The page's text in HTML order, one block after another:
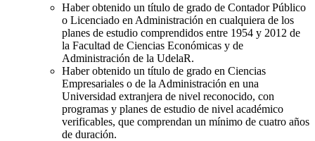
Haber obtenido un título de grado de Contador Público
o Licenciado en Administración en cualquiera de los
planes de estudio comprendidos entre 1954 y 2012 de
la Facultad de Ciencias Económicas y de
Administración de la UdelaR.
Haber obtenido un título de grado en Ciencias
Empresariales o de la Administración en una
Universidad extranjera de nivel reconocido, con
programas y planes de estudio de nivel académico
verificables, que comprendan un mínimo de cuatro años
de duración.